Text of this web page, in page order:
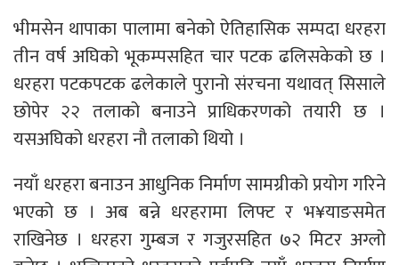
भीमसेन थापाका पालामा बनेको ऐतिहासिक सम्पदा धरहरा
तीन वर्ष अघिको भूकम्पसहित चार पटक ढलिसकेको छ ।
धरहरा पटकपटक ढलेकाले पुरानो संरचना यथावत् सिसाले
छोपेर २२ तलाको बनाउने प्राधिकरणको तयारी छ ।
यसअघिको धरहरा नौ तलाको थियो ।
नयाँ धरहरा बनाउन आधुनिक निर्माण सामग्रीको प्रयोग गरिने
भएको छ । अब बन्ने धरहरामा लिफ्ट र भ¥याङसमेत
राखिनेछ । धरहरा गुम्बज र गजुरसहित ७२ मिटर अग्लो